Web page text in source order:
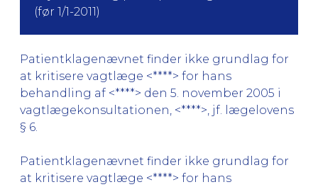
(før 1/1-2011)
Patientklagenævnet finder ikke grundlag for
at kritisere vagtlæge <****> for hans
behandling af <****> den 5. november 2005 i
vagtlægekonsultationen, <****>, jf. lægelovens
§ 6.
Patientklagenævnet finder ikke grundlag for
at kritisere vagtlæge <****> for hans